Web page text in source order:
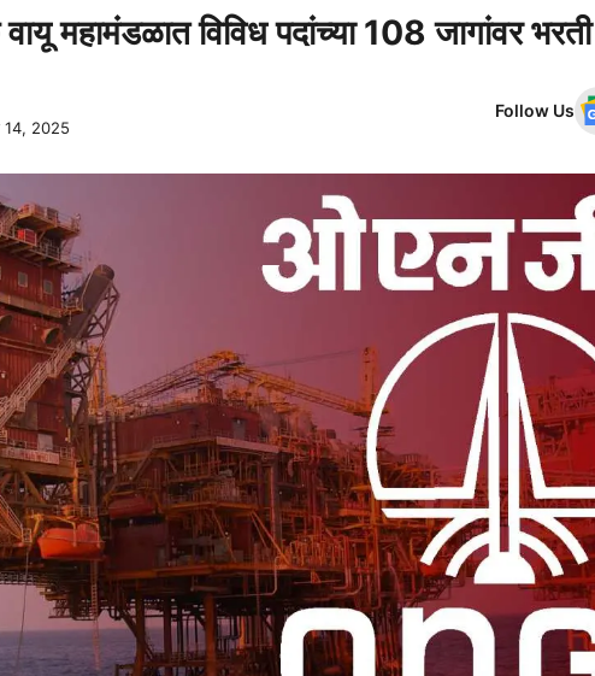
महामंडळात विविध पदांच्या 108 जागांवर भरती
14, 2025
Follow Us